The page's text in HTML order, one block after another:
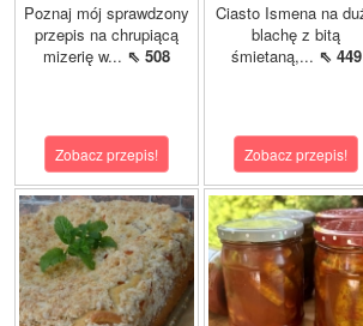
Poznaj mój sprawdzony
przepis na chrupiącą
mizerię w... ⇖ 508
Zobacz przepis!
Ciasto Ismena na
blachę z bitą
śmietaną,... ⇖ 449
Zobacz przepis!